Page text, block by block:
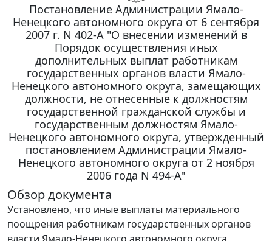
Постановление Администрации Ямало-
Ненецкого автономного округа от 6 сентября
2007 г. N 402-А "О внесении изменений в
Порядок осуществления иных
дополнительных выплат работникам
государственных органов власти Ямало-
Ненецкого автономного округа, замещающих
должности, не отнесенные к должностям
государственной гражданской службы и
государственным должностям Ямало-
Ненецкого автономного округа, утвержденный
постановлением Администрации Ямало-
Ненецкого автономного округа от 2 ноября
2006 года N 494-А"
Обзор документа
Установлено, что иные выплаты материального
поощрения работникам государственных органов